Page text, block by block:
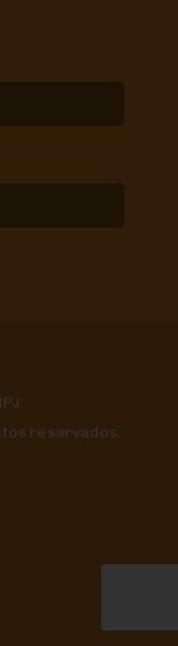
reservados.